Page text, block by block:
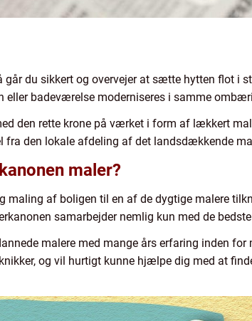
du sikkert og overvejer at sætte hytten flot i
eller badeværelse moderniseres i samme
den rette krone på værket i form af lækkert
fra den lokale afdeling af det landsdækkende
maler?
maling af boligen til en af de dygtige malere
samarbejder nemlig kun med de
malere med mange års erfaring inden
og vil hurtigt kunne hjælpe dig med at